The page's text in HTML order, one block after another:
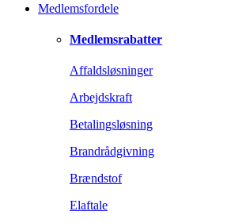
Medlemsfordele
Medlemsrabatter
Affaldsløsninger
Arbejdskraft
Betalingsløsning
Brandrådgivning
Brændstof
Elaftale